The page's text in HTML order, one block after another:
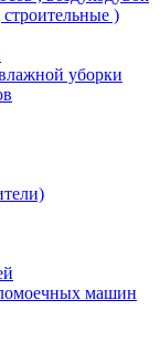
)
уборки
машин